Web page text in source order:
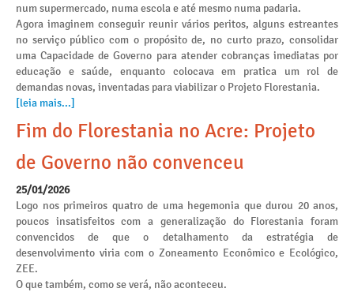
num supermercado, numa escola e até mesmo numa padaria.
Agora imaginem conseguir reunir vários peritos, alguns estreantes
no serviço público com o propósito de, no curto prazo, consolidar
uma Capacidade de Governo para atender cobranças imediatas por
educação e saúde, enquanto colocava em pratica um rol de
demandas novas, inventadas para viabilizar o Projeto Florestania.
[leia mais...]
Fim do Florestania no Acre: Projeto
de Governo não convenceu
25/01/2026
Logo nos primeiros quatro de uma hegemonia que durou 20 anos,
poucos insatisfeitos com a generalização do Florestania foram
convencidos de que o detalhamento da estratégia de
desenvolvimento viria com o Zoneamento Econômico e Ecológico,
ZEE.
O que também, como se verá, não aconteceu.